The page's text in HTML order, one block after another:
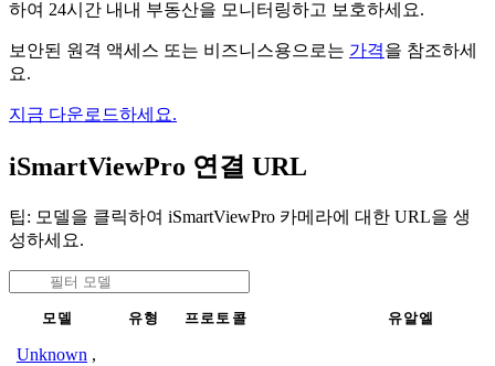
하여 24시간 내내 부동산을 모니터링하고 보호하세요.
보안된 원격 액세스 또는 비즈니스용으로는 가격을 참조하세
요.
지금 다운로드하세요.
iSmartViewPro 연결 URL
팁: 모델을 클릭하여 iSmartViewPro 카메라에 대한 URL을 생
성하세요.
모델 유형 프로토콜 유알엘
Unknown ,